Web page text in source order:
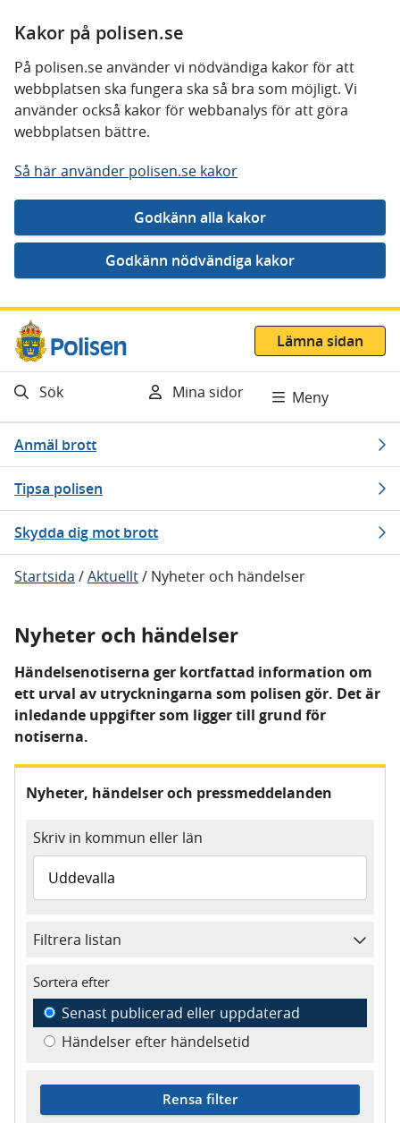
Kakor på polisen.se
På polisen.se använder vi nödvändiga kakor för att
webbplatsen ska fungera ska så bra som möjligt. Vi
använder också kakor för webbanalys för att göra
webbplatsen bättre.
Så här använder polisen.se kakor
Gå direkt till innehåll
Lämna sidan
Sök Mina sidor Meny
Anmäl brott
Tipsa polisen
Skydda dig mot brott
Startsida /Aktuellt/ Nyheter och händelser
Nyheter och händelser
Händelsenotiserna ger kortfattad information om
ett urval av utryckningarna som polisen gör. Det är
inledande uppgifter som ligger till grund för
notiserna.
Nyheter, händelser och pressmeddelanden
Skriv in kommun eller län
Filtrera listan
Sortera efter
Senast publicerad eller uppdaterad
Händelser efter händelsetid
Rensa filter